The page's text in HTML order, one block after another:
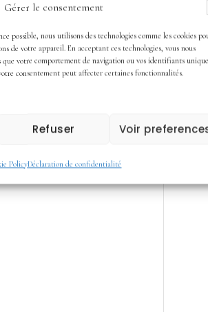
Gérer le consentement
possible, nous utilisons des technologies comme les cookies
de votre appareil. En acceptant ces technologies, vous nous
que votre comportement de navigation ou vos identifiants
consentement peut affecter certaines fonctionnalités.
Refuser Voir
PolicyDéclaration de confidentialité
10minutes
min